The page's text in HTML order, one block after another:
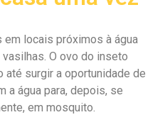
locais próximos à água
O ovo do inseto
até surgir a oportunidade de
a água para, depois, se
em mosquito.